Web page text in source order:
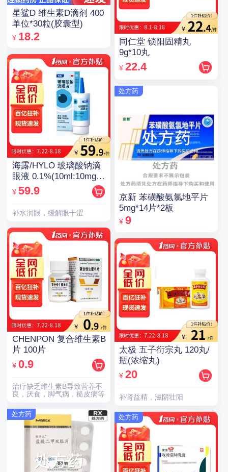
星鲨D 维生素D滴剂 400
单位*30粒(胶囊型)
¥ 18.2
海露/HYLO 玻璃酸钠滴
眼液 0.1%(10ml:10mg)/
支(OTC)
¥ 59.9
补水润眼，缓解眼干涩
CHENPON 复合维生素B
片 100片
¥ 0.9
治疗缺乏维生素B导致营养不
良，厌食，脚气病，糙皮病等
处方药
同仁堂 锁阳固精丸
9g*10丸
¥ 22.4
处方药
京新 苯磺酸氨氯地平片
5mg*14片*2板
¥ 9
太极 五子衍宗丸 120丸/
瓶(浓缩丸)
¥ 20
补肾益精，滋阴壮阳
处方药